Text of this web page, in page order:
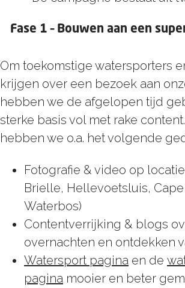
Fase 1 – Bouwen aan een
Om toekomstige watersporters
krijgen over een bezoek aan
hebben we de afgelopen tijd
sterke basis vol met rake
hebben we o.a. het volgende
Fotografie & video op locatie
Brielle, Hellevoetsluis,
Waterbos)
Contentverrijking & blogs
overnachten en ontdekken
Watersport pagina en de
pagina mooier en beter